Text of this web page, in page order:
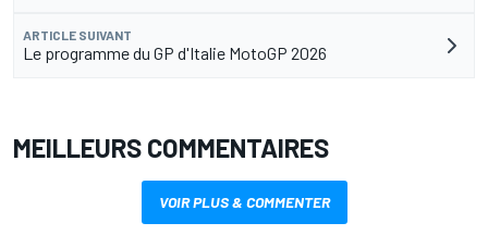
ARTICLE SUIVANT
Le programme du GP d'Italie MotoGP 2026
MEILLEURS COMMENTAIRES
VOIR PLUS & COMMENTER